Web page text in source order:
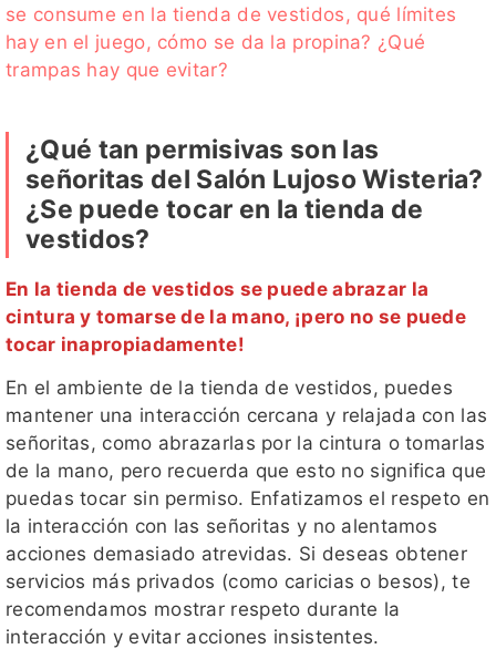
se consume en la tienda de vestidos, qué límites
hay en el juego, cómo se da la propina? ¿Qué
trampas hay que evitar?
¿Qué tan permisivas son las
señoritas del Salón Lujoso Wisteria?
¿Se puede tocar en la tienda de
vestidos?
En la tienda de vestidos se puede abrazar la
cintura y tomarse de la mano, ¡pero no se puede
tocar inapropiadamente!
En el ambiente de la tienda de vestidos, puedes
mantener una interacción cercana y relajada con las
señoritas, como abrazarlas por la cintura o tomarlas
de la mano, pero recuerda que esto no significa que
puedas tocar sin permiso. Enfatizamos el respeto en
la interacción con las señoritas y no alentamos
acciones demasiado atrevidas. Si deseas obtener
servicios más privados (como caricias o besos), te
recomendamos mostrar respeto durante la
interacción y evitar acciones insistentes.